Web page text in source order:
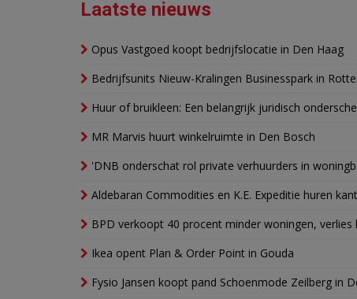
Laatste nieuws
Opus Vastgoed koopt bedrijfslocatie in Den Haag
Bedrijfsunits Nieuw-Kralingen Businesspark in
Huur of bruikleen: Een belangrijk juridisch
MR Marvis huurt winkelruimte in Den Bosch
'DNB onderschat rol private verhuurders in
Aldebaran Commodities en K.E. Expeditie huren
BPD verkoopt 40 procent minder woningen,
Ikea opent Plan & Order Point in Gouda
Fysio Jansen koopt pand Schoenmode Zeilberg in